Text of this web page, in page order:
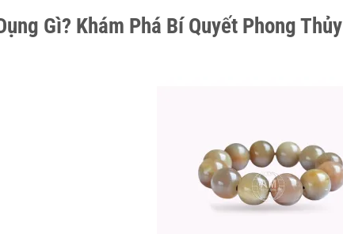
Gì? Khám Phá Bí Quyết Phong